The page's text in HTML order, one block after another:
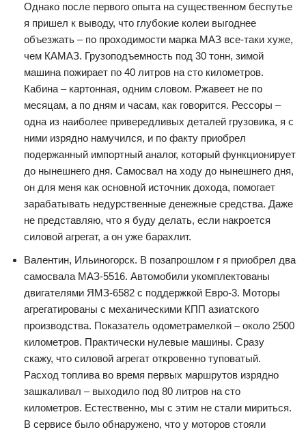
Однако после первого опыта на существенном беспутье
я пришел к выводу, что глубокие колеи выгоднее
объезжать – по проходимости марка МАЗ все-таки хуже,
чем КАМАЗ. Грузоподъемность под 30 тонн, зимой
машина пожирает по 40 литров на сто километров.
Кабина – картонная, одним словом. Ржавеет не по
месяцам, а по дням и часам, как говорится. Рессоры –
одна из наиболее привередливых деталей грузовика, я с
ними изрядно намучился, и по факту приобрел
подержанный импортный аналог, который функционирует
до нынешнего дня. Самосвал на ходу до нынешнего дня,
он для меня как основной источник дохода, помогает
зарабатывать недурственные денежные средства. Даже
не представляю, что я буду делать, если накроется
силовой агрегат, а он уже барахлит.
Валентин, Ильиногорск. В позапрошлом г я приобрел два
самосвала МАЗ-5516. Автомобили укомплектованы
двигателями ЯМЗ-6582 с поддержкой Евро-3. Моторы
агрегатированы с механическими КПП азиатского
производства. Показатель одометрамелкой – около 2500
километров. Практически нулевые машины. Сразу
скажу, что силовой агрегат откровенно туповатый.
Расход топлива во время первых маршрутов изрядно
зашкаливал – выходило под 80 литров на сто
километров. Естественно, мы с этим не стали мириться.
В сервисе было обнаружено, что у моторов стояли